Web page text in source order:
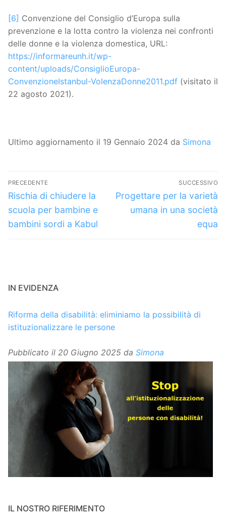
[6] Convenzione del Consiglio d’Europa sulla
prevenzione e la lotta contro la violenza nei confronti
delle donne e la violenza domestica, URL:
https://informareunh.it/wp-
content/uploads/ConsiglioEuropa-
ConvenzioneIstanbul-VolenzaDonne2011.pdf (visitato il
22 agosto 2021).
Ultimo aggiornamento il 19 Gennaio 2024 da Simona
Navigazione
articoli
PRECEDENTE
Articolo
precedente:
Rischia di chiudere la
scuola per bambine e
bambini sordi a Kabul
SUCCESSIVO
Articolo
successivo:
Progettare per la varietà
umana in una società
equa
IN EVIDENZA
Riforma della disabilità: eliminiamo la possibilità di
istituzionalizzare le persone
Pubblicato il 20 Giugno 2025 da Simona
IL NOSTRO RIFERIMENTO